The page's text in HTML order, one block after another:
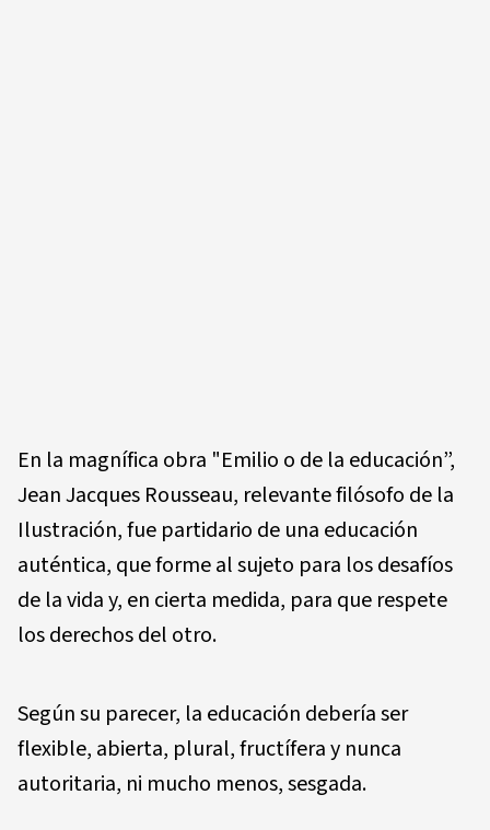
En la magnífica obra "Emilio o de la educación”,
Jean Jacques Rousseau, relevante filósofo de la
Ilustración, fue partidario de una educación
auténtica, que forme al sujeto para los desafíos
de la vida y, en cierta medida, para que respete
los derechos del otro.
Según su parecer, la educación debería ser
flexible, abierta, plural, fructífera y nunca
autoritaria, ni mucho menos, sesgada.